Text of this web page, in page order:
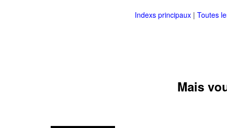
Indexs principaux | Toutes
Mais